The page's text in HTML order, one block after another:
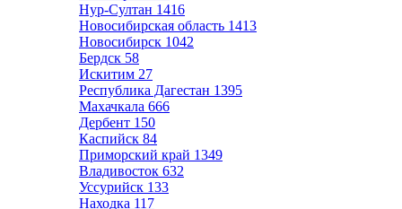
Нур-Султан 1416
Новосибирская область 1413
Новосибирск 1042
Бердск 58
Искитим 27
Республика Дагестан 1395
Махачкала 666
Дербент 150
Каспийск 84
Приморский край 1349
Владивосток 632
Уссурийск 133
Находка 117